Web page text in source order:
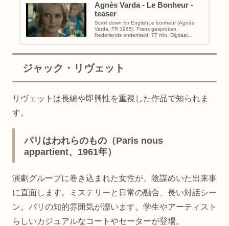
Agnès Varda - Le Bonheur -
teaser
Scroll down for EnglishLe bonheur (Agnès
Varda, FR 1965), Frans gesproken,
Nederlands ondertiteld, 77 min. Digitaal
ジャック・リヴェット
リヴェットは長編や即興性を重視した作品で知られま
す。
パリはわれらのもの（Paris nous
appartient、1961年）
演劇グループに巻き込まれた女性が、陰謀めいた出来事
に直面します。ミステリーと日常の融合、長い対話シー
ン。パリの知的雰囲気が漂います。学生やアーティスト
らしいカジュアルなコートやセーターが登場。